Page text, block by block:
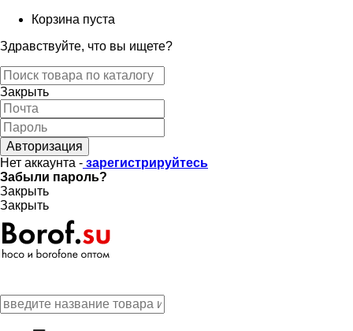
Корзина пуста
Здравствуйте, что вы ищете?
Закрыть
Авторизация
Нет аккаунта - зарегистрируйтесь
Забыли пароль?
Закрыть
Закрыть